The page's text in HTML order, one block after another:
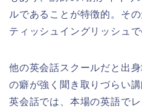
ルであることが特徴的。そ
ティッシュイングリッシュ
他の英会話スクールだと出
の癖が強く聞き取りづらい
英会話では、本場の英語で